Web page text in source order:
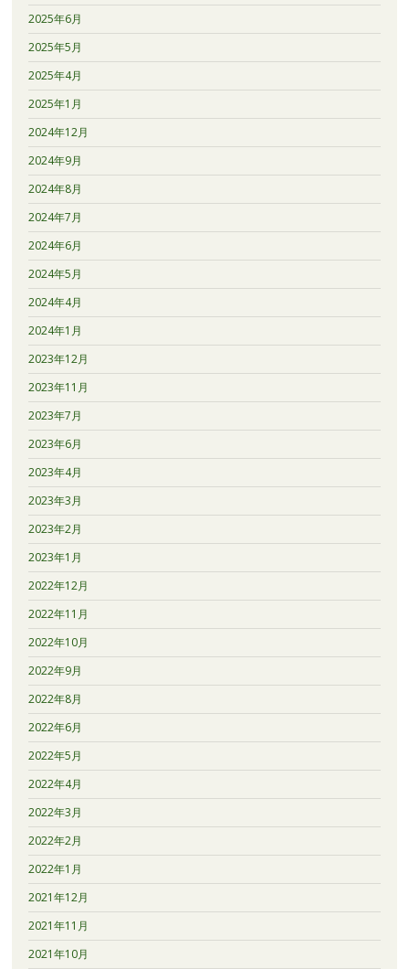
2025年6月
2025年5月
2025年4月
2025年1月
2024年12月
2024年9月
2024年8月
2024年7月
2024年6月
2024年5月
2024年4月
2024年1月
2023年12月
2023年11月
2023年7月
2023年6月
2023年4月
2023年3月
2023年2月
2023年1月
2022年12月
2022年11月
2022年10月
2022年9月
2022年8月
2022年6月
2022年5月
2022年4月
2022年3月
2022年2月
2022年1月
2021年12月
2021年11月
2021年10月